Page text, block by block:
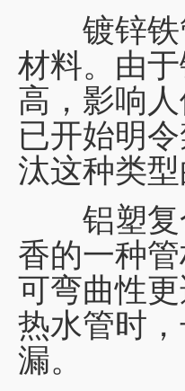
镀锌铁
材料。由
高，影响
已开始明
汰这种类型
铝塑复
香的一种
可弯曲性
热水管时
漏。